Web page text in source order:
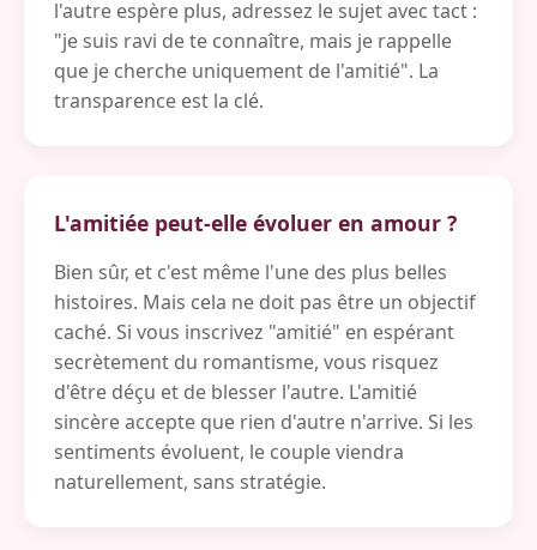
l'autre espère plus, adressez le sujet avec tact :
"je suis ravi de te connaître, mais je rappelle
que je cherche uniquement de l'amitié". La
transparence est la clé.
L'amitiée peut-elle évoluer en amour ?
Bien sûr, et c'est même l'une des plus belles
histoires. Mais cela ne doit pas être un objectif
caché. Si vous inscrivez "amitié" en espérant
secrètement du romantisme, vous risquez
d'être déçu et de blesser l'autre. L'amitié
sincère accepte que rien d'autre n'arrive. Si les
sentiments évoluent, le couple viendra
naturellement, sans stratégie.